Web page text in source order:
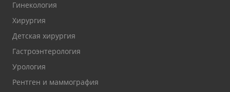
Гинекология
Хирургия
Детская хирургия
Гастроэнтерология
Урология
Рентген и маммография